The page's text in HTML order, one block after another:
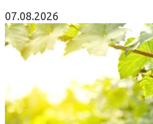
07.08.2026